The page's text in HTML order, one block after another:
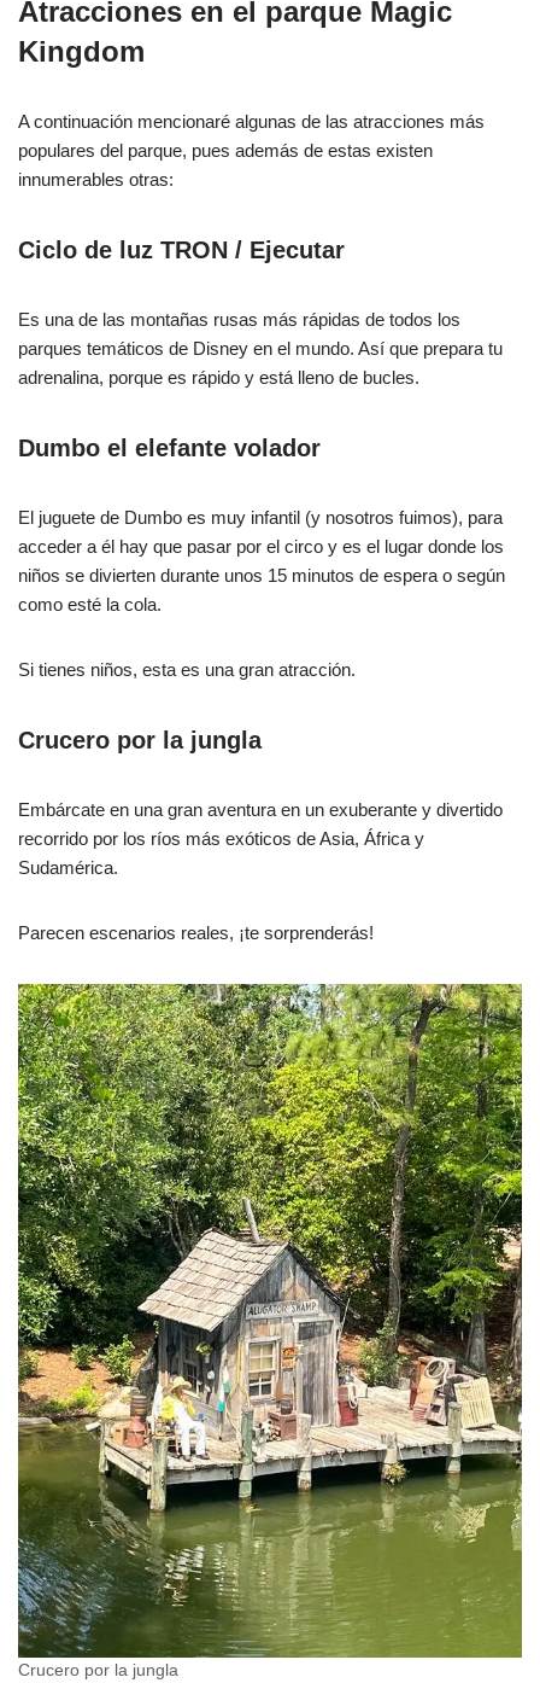
Atracciones en el parque Magic
Kingdom
A continuación mencionaré algunas de las atracciones más
populares del parque, pues además de estas existen
innumerables otras:
Ciclo de luz TRON / Ejecutar
Es una de las montañas rusas más rápidas de todos los
parques temáticos de Disney en el mundo. Así que prepara tu
adrenalina, porque es rápido y está lleno de bucles.
Dumbo el elefante volador
El juguete de Dumbo es muy infantil (y nosotros fuimos), para
acceder a él hay que pasar por el circo y es el lugar donde los
niños se divierten durante unos 15 minutos de espera o según
como esté la cola.
Si tienes niños, esta es una gran atracción.
Crucero por la jungla
Embárcate en una gran aventura en un exuberante y divertido
recorrido por los ríos más exóticos de Asia, África y
Sudamérica.
Parecen escenarios reales, ¡te sorprenderás!
Crucero por la jungla